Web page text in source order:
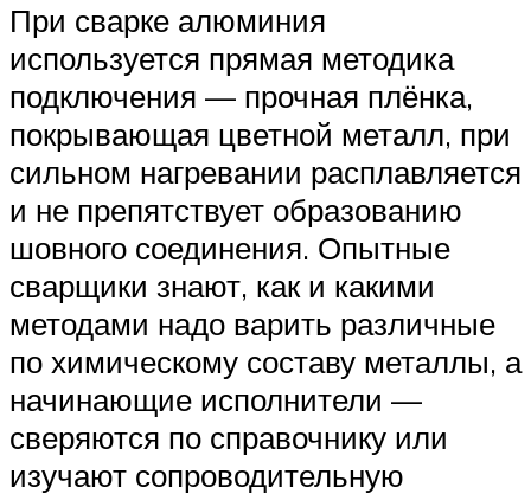
При сварке алюминия
используется прямая методика
подключения — прочная плёнка,
покрывающая цветной металл, при
сильном нагревании расплавляется
и не препятствует образованию
шовного соединения. Опытные
сварщики знают, как и какими
методами надо варить различные
по химическому составу металлы, а
начинающие исполнители —
сверяются по справочнику или
изучают сопроводительную